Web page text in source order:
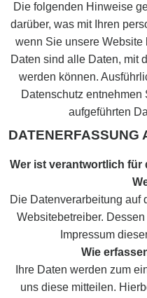
Die folgenden Hinweise
darüber, was mit Ihren
wenn Sie unsere
Daten sind alle Daten, mit
werden können.
Datenschutz entnehmen
aufgeführten
DATENERFASSUNG
Wer ist verantwortlich für
Die Datenverarbeitung auf
Websitebetreiber.
Impressum
Wie
Ihre Daten werden zum
uns diese mitteilen.